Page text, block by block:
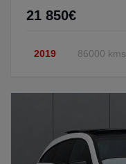
21 850€
2019 86000 kms